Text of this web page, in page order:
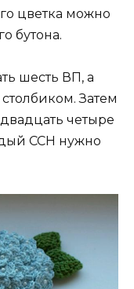
цветка можно
бутона.
шесть ВП, а
Затем
четыре
ССН нужно